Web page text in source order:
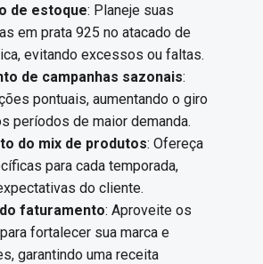
de estoque: Planeje suas
em prata 925 no atacado de
evitando excessos ou faltas.
de campanhas sazonais:
pontuais, aumentando o giro
períodos de maior demanda.
do mix de produtos: Ofereça
para cada temporada,
do cliente.
faturamento: Aproveite os
fortalecer sua marca e
garantindo uma receita